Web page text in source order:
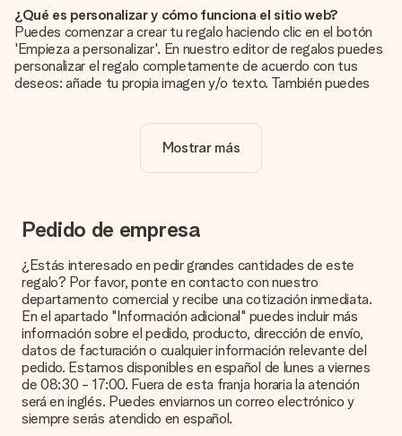
¿Qué es personalizar y cómo funciona el sitio web?
Puedes comenzar a crear tu regalo haciendo clic en el botón
'Empieza a personalizar'. En nuestro editor de regalos puedes
personalizar el regalo completamente de acuerdo con tus
deseos: añade tu propia imagen y/o texto. También puedes
¿La personalización está incluida en el precio?
El precio que se muestra en el sitio web incluye la
¿Cómo puedo saber si mi imagen tiene la calidad
adecuada?
satisfecho con tu regalo. Por eso es importante utilizar fotos
de alta calidad. Si no estás seguro de la calidad de la imagen,
ponte en contacto con nuestro equipo de atención al cliente e
incluye la foto junto con el regalo que te interesa encargar.
Ellos podrán comprobar la calidad por ti.
¿Qué formatos puedo cargar?
Puedes carga archivos JPG y PNG en nuestro editor. ¿Es
esto demasiado técnico o tienes una imagen de un formato
diferente que te gustaría usar? Ponte en contacto con
Mostrar más
Pedido de empresa
¿Estás interesado en pedir grandes cantidades de este
regalo? Por favor, ponte en contacto con nuestro
departamento comercial y recibe una cotización inmediata.
En el apartado "Información adicional" puedes incluir más
información sobre el pedido, producto, dirección de envío,
datos de facturación o cualquier información relevante del
pedido. Estamos disponibles en español de lunes a viernes
de 08:30 - 17:00. Fuera de esta franja horaria la atención
será en inglés. Puedes enviarnos un correo electrónico y
siempre serás atendido en español.